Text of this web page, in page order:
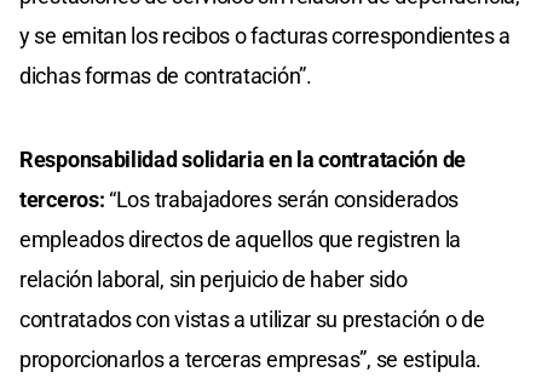
y se emitan los recibos o facturas correspondientes a
dichas formas de contratación”.
Responsabilidad solidaria en la contratación de
terceros: “Los trabajadores serán considerados
empleados directos de aquellos que registren la
relación laboral, sin perjuicio de haber sido
contratados con vistas a utilizar su prestación o de
proporcionarlos a terceras empresas”, se estipula.